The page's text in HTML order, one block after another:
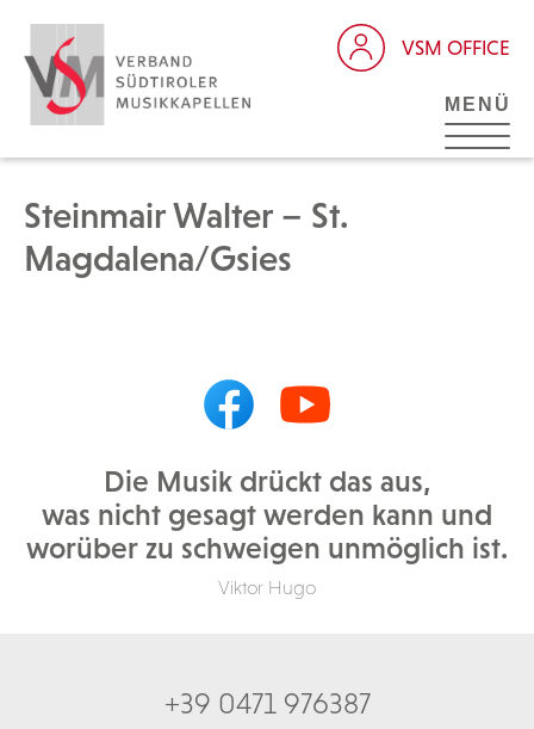
VSM OFFICE
MENÜ
Steinmair Walter – St.
Magdalena/Gsies
Die Musik drückt das aus,
was nicht gesagt werden kann und
worüber zu schweigen unmöglich ist.
Viktor Hugo
+39 0471 976387